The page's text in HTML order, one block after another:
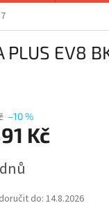
EV8
–10 %
Kč
do: 14.8.2026